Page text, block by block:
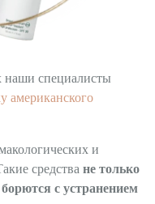
наши специалисты
американского
и
средства не только
с устранением